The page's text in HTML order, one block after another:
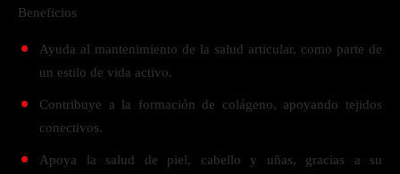
Beneficios
Ayuda al mantenimiento de la salud articular, como parte de
un estilo de vida activo.
Contribuye a la formación de colágeno, apoyando tejidos
conectivos.
Apoya la salud de piel, cabello y uñas, gracias a su